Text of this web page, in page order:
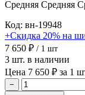
Средняя Средняя
Код: вн-19948
+Скидка 20% на
7 650 ₽ / 1 шт
3 шт. в наличии
Цена 7 650 ₽ за 1
−